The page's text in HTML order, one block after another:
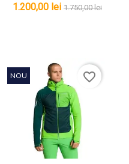
lei
1.200,00 lei lei
1.750,00 lei
NOU favorite_border